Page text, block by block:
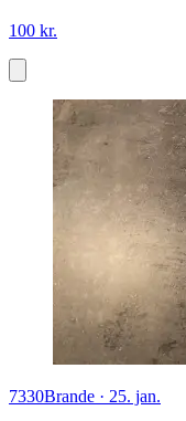
100 kr.
7330Brande · 25. jan.